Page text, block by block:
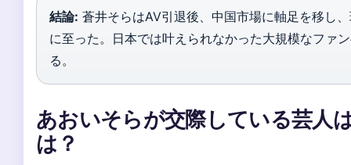
結論: 蒼井そらはAV引退後、中国市場に軸足を移し
に至った。日本では叶えられなかった大規模なファ
る。
あおいそらが交際している芸人
は？